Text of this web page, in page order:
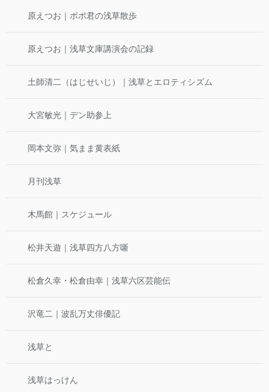
原えつお｜ポポ君の浅草散歩
原えつお｜浅草文庫講演会の記録
土師清二（はじせいじ）｜浅草とエロティシズム
大宮敏光｜デン助参上
岡本文弥｜気まま黄表紙
月刊浅草
木馬館｜スケジュール
松井天遊｜浅草四方八方噺
松倉久幸・松倉由幸｜浅草六区芸能伝
沢竜二｜波乱万丈俳優記
浅草と
浅草はっけん